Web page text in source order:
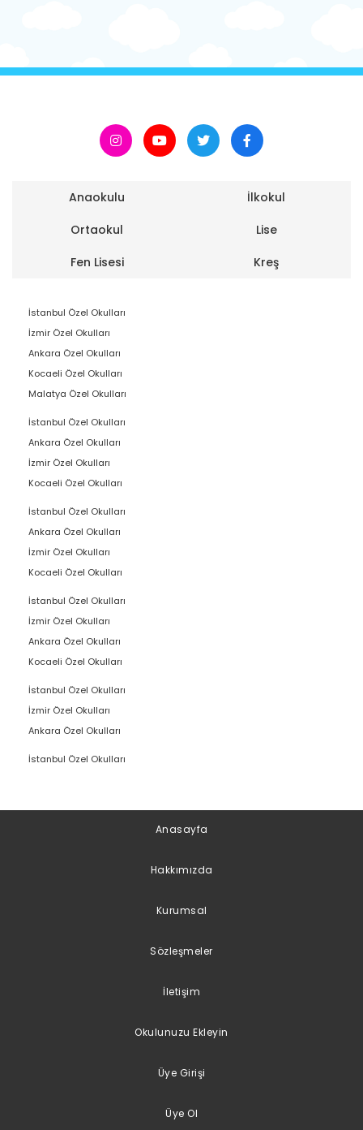
Anaokulu
İlkokul
Ortaokul
Lise
Fen Lisesi
Kreş
İstanbul Özel Okulları
İzmir Özel Okulları
Ankara Özel Okulları
Kocaeli Özel Okulları
Malatya Özel Okulları
İstanbul Özel Okulları
Ankara Özel Okulları
İzmir Özel Okulları
Kocaeli Özel Okulları
İstanbul Özel Okulları
Ankara Özel Okulları
İzmir Özel Okulları
Kocaeli Özel Okulları
İstanbul Özel Okulları
İzmir Özel Okulları
Ankara Özel Okulları
Kocaeli Özel Okulları
İstanbul Özel Okulları
İzmir Özel Okulları
Ankara Özel Okulları
İstanbul Özel Okulları
Anasayfa
Hakkımızda
Kurumsal
Sözleşmeler
İletişim
Okulunuzu Ekleyin
Üye Girişi
Üye Ol